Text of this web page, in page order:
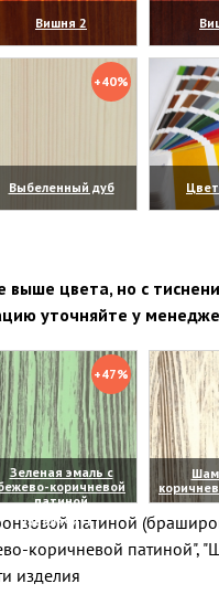
Вишня 2
(увеличить)
+40%
Выбеленный дуб
(увеличить)
цвета, но с
уточняйте у
+47%
Зеленая эмаль с
коричневой
патиной
(увеличить)патиной
коричневой патиной",
изделия